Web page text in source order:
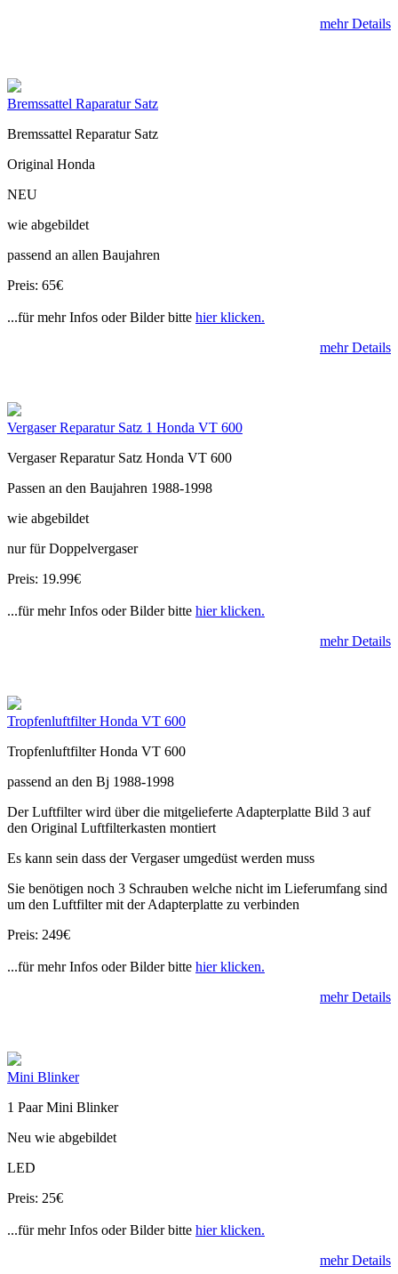
mehr Details
Bremssattel Raparatur Satz
Bremssattel Reparatur Satz
Original Honda
NEU
wie abgebildet
passend an allen Baujahren
Preis: 65€
...für mehr Infos oder Bilder bitte hier klicken.
mehr Details
Vergaser Reparatur Satz 1 Honda VT 600
Vergaser Reparatur Satz Honda VT 600
Passen an den Baujahren 1988-1998
wie abgebildet
nur für Doppelvergaser
Preis: 19.99€
...für mehr Infos oder Bilder bitte hier klicken.
mehr Details
Tropfenluftfilter Honda VT 600
Tropfenluftfilter Honda VT 600
passend an den Bj 1988-1998
Der Luftfilter wird über die mitgelieferte Adapterplatte Bild 3 auf
den Original Luftfilterkasten montiert
Es kann sein dass der Vergaser umgedüst werden muss
Sie benötigen noch 3 Schrauben welche nicht im Lieferumfang sind
um den Luftfilter mit der Adapterplatte zu verbinden
Preis: 249€
...für mehr Infos oder Bilder bitte hier klicken.
mehr Details
Mini Blinker
1 Paar Mini Blinker
Neu wie abgebildet
LED
Preis: 25€
...für mehr Infos oder Bilder bitte hier klicken.
mehr Details